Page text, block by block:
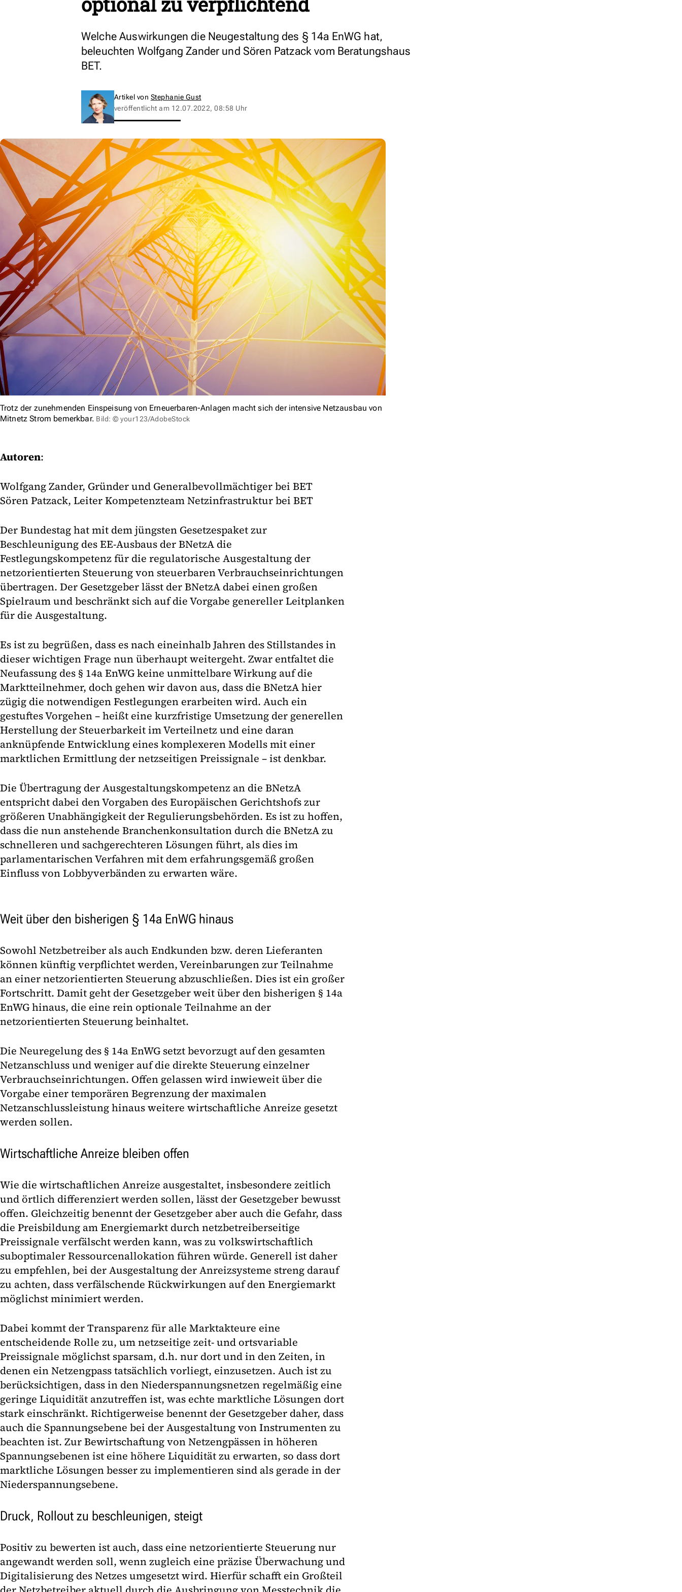
Welche Auswirkungen die Neugestaltung des § 14a EnWG hat,
beleuchten Wolfgang Zander und Sören Patzack vom Beratungshaus
BET.
Artikel von Stephanie Gust
veröffentlicht am 12.07.2022, 08:58 Uhr
Trotz der zunehmenden Einspeisung von Erneuerbaren-Anlagen macht sich der intensive Netzausbau von
Mitnetz Strom bemerkbar. Bild: © your123/AdobeStock
Autoren:
Wolfgang Zander, Gründer und Generalbevollmächtiger bei BET
Sören Patzack, Leiter Kompetenzteam Netzinfrastruktur bei BET
Der Bundestag hat mit dem jüngsten Gesetzespaket zur
Beschleunigung des EE-Ausbaus der BNetzA die
Festlegungskompetenz für die regulatorische Ausgestaltung der
netzorientierten Steuerung von steuerbaren Verbrauchseinrichtungen
übertragen. Der Gesetzgeber lässt der BNetzA dabei einen großen
Spielraum und beschränkt sich auf die Vorgabe genereller Leitplanken
für die Ausgestaltung.
Es ist zu begrüßen, dass es nach eineinhalb Jahren des Stillstandes in
dieser wichtigen Frage nun überhaupt weitergeht. Zwar entfaltet die
Neufassung des § 14a EnWG keine unmittelbare Wirkung auf die
Marktteilnehmer, doch gehen wir davon aus, dass die BNetzA hier
zügig die notwendigen Festlegungen erarbeiten wird. Auch ein
gestuftes Vorgehen – heißt eine kurzfristige Umsetzung der generellen
Herstellung der Steuerbarkeit im Verteilnetz und eine daran
anknüpfende Entwicklung eines komplexeren Modells mit einer
marktlichen Ermittlung der netzseitigen Preissignale – ist denkbar.
Die Übertragung der Ausgestaltungskompetenz an die BNetzA
entspricht dabei den Vorgaben des Europäischen Gerichtshofs zur
größeren Unabhängigkeit der Regulierungsbehörden. Es ist zu hoffen,
dass die nun anstehende Branchenkonsultation durch die BNetzA zu
schnelleren und sachgerechteren Lösungen führt, als dies im
parlamentarischen Verfahren mit dem erfahrungsgemäß großen
Einfluss von Lobbyverbänden zu erwarten wäre.
Weit über den bisherigen § 14a EnWG hinaus
Sowohl Netzbetreiber als auch Endkunden bzw. deren Lieferanten
können künftig verpflichtet werden, Vereinbarungen zur Teilnahme
an einer netzorientierten Steuerung abzuschließen. Dies ist ein großer
Fortschritt. Damit geht der Gesetzgeber weit über den bisherigen § 14a
EnWG hinaus, die eine rein optionale Teilnahme an der
netzorientierten Steuerung beinhaltet.
Die Neuregelung des § 14a EnWG setzt bevorzugt auf den gesamten
Netzanschluss und weniger auf die direkte Steuerung einzelner
Verbrauchseinrichtungen. Offen gelassen wird inwieweit über die
Vorgabe einer temporären Begrenzung der maximalen
Netzanschlussleistung hinaus weitere wirtschaftliche Anreize gesetzt
werden sollen.
Wirtschaftliche Anreize bleiben offen
Wie die wirtschaftlichen Anreize ausgestaltet, insbesondere zeitlich
und örtlich differenziert werden sollen, lässt der Gesetzgeber bewusst
offen. Gleichzeitig benennt der Gesetzgeber aber auch die Gefahr, dass
die Preisbildung am Energiemarkt durch netzbetreiberseitige
Preissignale verfälscht werden kann, was zu volkswirtschaftlich
suboptimaler Ressourcenallokation führen würde. Generell ist daher
zu empfehlen, bei der Ausgestaltung der Anreizsysteme streng darauf
zu achten, dass verfälschende Rückwirkungen auf den Energiemarkt
möglichst minimiert werden.
Dabei kommt der Transparenz für alle Marktakteure eine
entscheidende Rolle zu, um netzseitige zeit- und ortsvariable
Preissignale möglichst sparsam, d.h. nur dort und in den Zeiten, in
denen ein Netzengpass tatsächlich vorliegt, einzusetzen. Auch ist zu
berücksichtigen, dass in den Niederspannungsnetzen regelmäßig eine
geringe Liquidität anzutreffen ist, was echte marktliche Lösungen dort
stark einschränkt. Richtigerweise benennt der Gesetzgeber daher, dass
auch die Spannungsebene bei der Ausgestaltung von Instrumenten zu
beachten ist. Zur Bewirtschaftung von Netzengpässen in höheren
Spannungsebenen ist eine höhere Liquidität zu erwarten, so dass dort
marktliche Lösungen besser zu implementieren sind als gerade in der
Niederspannungsebene.
Druck, Rollout zu beschleunigen, steigt
Positiv zu bewerten ist auch, dass eine netzorientierte Steuerung nur
angewandt werden soll, wenn zugleich eine präzise Überwachung und
Digitalisierung des Netzes umgesetzt wird. Hierfür schafft ein Großteil